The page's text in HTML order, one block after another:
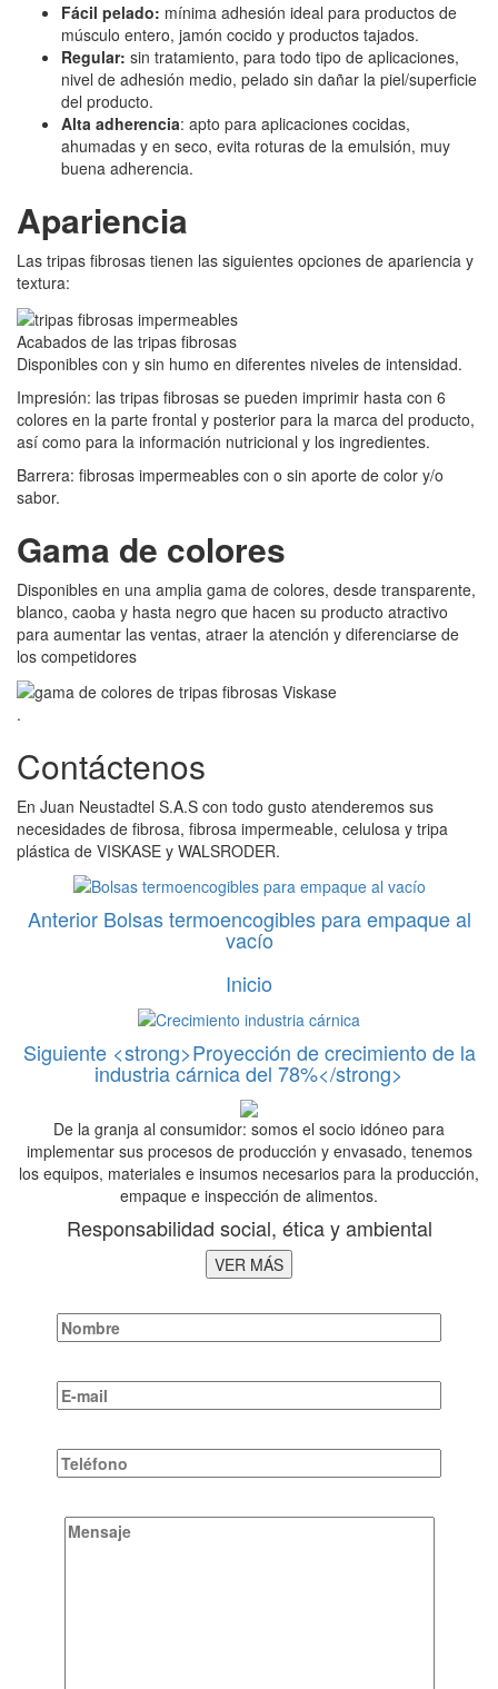
Fácil pelado: mínima adhesión ideal para productos de
músculo entero, jamón cocido y productos tajados.
Regular: sin tratamiento, para todo tipo de aplicaciones,
nivel de adhesión medio, pelado sin dañar la piel/superficie
del producto.
Alta adherencia: apto para aplicaciones cocidas,
ahumadas y en seco, evita roturas de la emulsión, muy
buena adherencia.
Apariencia
Las tripas fibrosas tienen las siguientes opciones de apariencia y
textura:
Acabados de las tripas fibrosas
Disponibles con y sin humo en diferentes niveles de intensidad.
Impresión: las tripas fibrosas se pueden imprimir hasta con 6
colores en la parte frontal y posterior para la marca del producto,
así como para la información nutricional y los ingredientes.
Barrera: fibrosas impermeables con o sin aporte de color y/o
sabor.
Gama de colores
Disponibles en una amplia gama de colores, desde transparente,
blanco, caoba y hasta negro que hacen su producto atractivo
para aumentar las ventas, atraer la atención y diferenciarse de
los competidores
.
Contáctenos
En Juan Neustadtel S.A.S con todo gusto atenderemos sus
necesidades de fibrosa, fibrosa impermeable, celulosa y tripa
plástica de VISKASE y WALSRODER.
AnteriorBolsas termoencogibles para empaque al
vacío
Inicio
Siguiente<strong>Proyección de crecimiento de la
industria cárnica del 78%</strong>
De la granja al consumidor: somos el socio idóneo para
implementar sus procesos de producción y envasado, tenemos
los equipos, materiales e insumos necesarios para la producción,
empaque e inspección de alimentos.
Responsabilidad social, ética y ambiental
VER MÁS